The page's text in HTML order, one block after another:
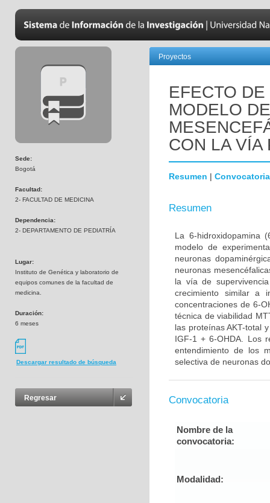
Sede:
Bogotá
Facultad:
2- FACULTAD DE MEDICINA
Dependencia:
2- DEPARTAMENTO DE PEDIATRÍA
Lugar:
Instituto de Genética y laboratorio de
equipos comunes de la facultad de
medicina.
Duración:
6 meses
Descargar resultado de búsqueda
Regresar
Proyectos
EFECTO
MODELO
CON LA VÍA
Resumen | Convocatoria
Resumen
La 6-hidroxidopamina
modelo de
neuronas
neuronas
la vía de
crecimiento similar a
concentraciones de 6-
técnica de viabilidad
las proteínas AKT-total
IGF-1 + 6-OHDA. Los
entendimiento de los
selectiva de neuronas
Convocatoria
Nombre de la
convocatoria:
Modalidad: